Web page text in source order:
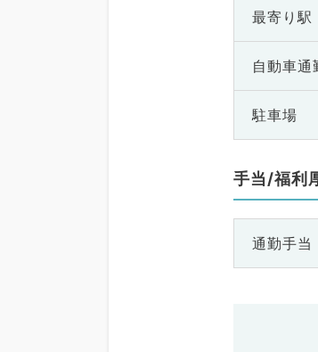
最寄り駅
自動車通
駐車場
手当/福利
通勤手当